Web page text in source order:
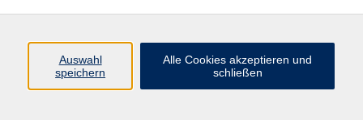
Auswahl
speichern
Alle Cookies akzeptieren und
schließen